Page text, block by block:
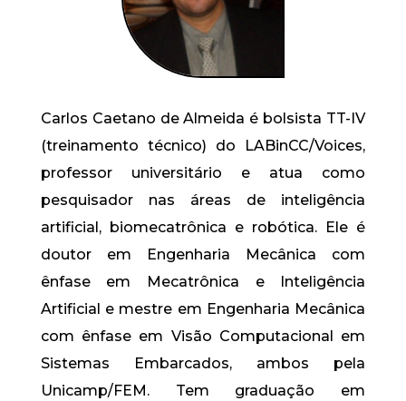
Carlos Caetano de Almeida é bolsista TT-IV
(treinamento técnico) do LABinCC/Voices,
professor universitário e atua como
pesquisador nas áreas de inteligência
artificial, biomecatrônica e robótica. Ele é
doutor em Engenharia Mecânica com
ênfase em Mecatrônica e Inteligência
Artificial e mestre em Engenharia Mecânica
com ênfase em Visão Computacional em
Sistemas Embarcados, ambos pela
Unicamp/FEM. Tem graduação em